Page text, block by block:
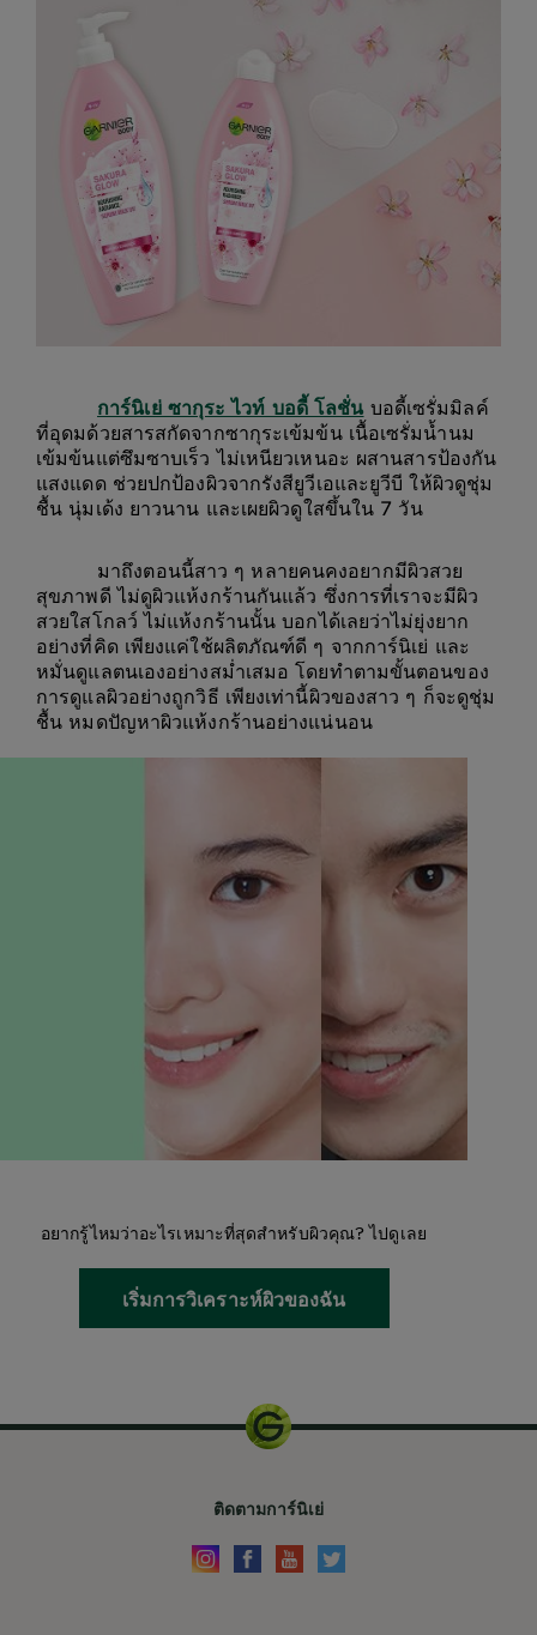
การ์นิเย่ ซากุระ ไวท์ บอดี้ โลชั่น บอดี้เซรั่มมิลค์
ที่อุดมด้วยสารสกัดจากซากุระเข้มข้น เนื้อเซรั่มน้ำนม
เข้มข้นแต่ซึมซาบเร็ว ไม่เหนียวเหนอะ ผสานสารป้องกัน
แสงแดด ช่วยปกป้องผิวจากรังสียูวีเอและยูวีบี ให้ผิวดูชุ่ม
ชื้น นุ่มเด้ง ยาวนาน และเผยผิวดูใสขึ้นใน 7 วัน
มาถึงตอนนี้สาว ๆ หลายคนคงอยากมีผิวสวย
สุขภาพดี ไม่ดูผิวแห้งกร้านกันแล้ว ซึ่งการที่เราจะมีผิว
สวยใสโกลว์ ไม่แห้งกร้านนั้น บอกได้เลยว่าไม่ยุ่งยาก
อย่างที่คิด เพียงแค่ใช้ผลิตภัณฑ์ดี ๆ จากการ์นิเย่ และ
หมั่นดูแลตนเองอย่างสม่ำเสมอ โดยทำตามขั้นตอนของ
การดูแลผิวอย่างถูกวิธี เพียงเท่านี้ผิวของสาว ๆ ก็จะดูชุ่ม
ชื้น หมดปัญหาผิวแห้งกร้านอย่างแน่นอน
อยากรู้ไหมว่าอะไรเหมาะที่สุดสำหรับผิวคุณ? ไปดูเลย
เริ่มการวิเคราะห์ผิวของฉัน
ติดตามการ์นิเย่